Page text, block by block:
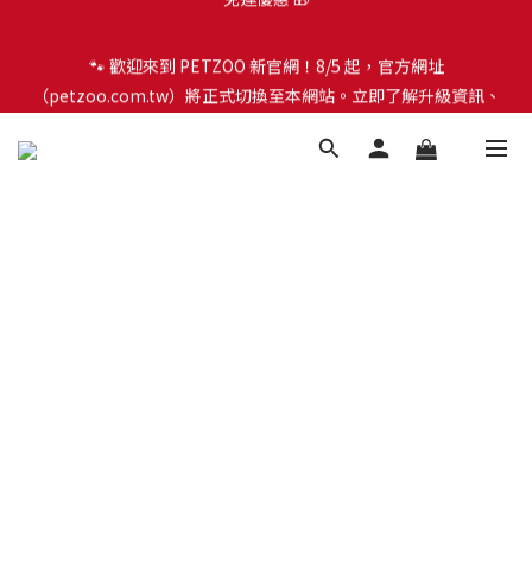
（petzoo.com.tw）將正式切換至本網站。立即了解升級資訊、
會員權益及常見問題 ＞
（petzoo.com.tw）將正式切換至本網站。立即了解升級資訊、
會員權益及常見問題 ＞
✨【新朋友見面禮】現在註冊即領 $100 購物金！全館滿 $1,500 享